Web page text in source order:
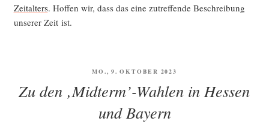
Zeit­al­ters. Hof­fen wir, dass das eine zutref­fen­de Beschrei­bung
unse­rer Zeit ist.
VERÖFFENTLICHT
MO., 9. OKTOBER 2023
Zu den ‚Midterm’-Wahlen in Hessen
und Bayern